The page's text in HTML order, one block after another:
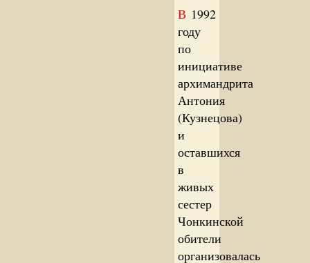
В 1992
году
по
инициативе
архимандрита
Антония
(Кузнецова)
и
оставшихся
в
живых
сестер
Чонкинской
обители
организовалась